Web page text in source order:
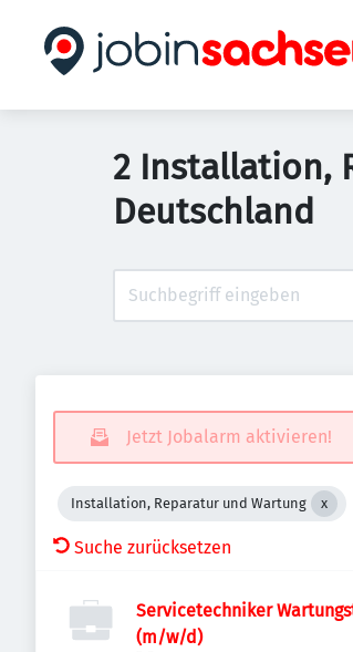
2 Installation,
Deutschland
Jetzt Jobalarm aktivieren!
Installation, Reparatur und Wartung
Suche zurücksetzen
Servicetechniker
(m/w/d)